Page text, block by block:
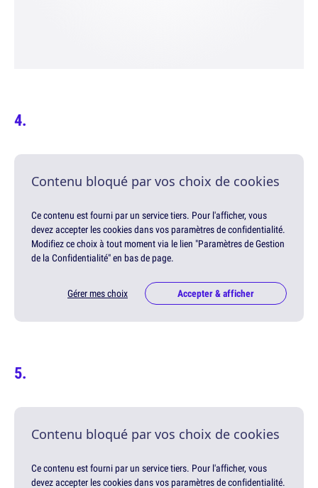
Contenu bloqué par vos choix de cookies
Ce contenu est fourni par un service tiers. Pour l'afficher, vous
devez accepter les cookies dans vos paramètres de confidentialité.
Modifiez ce choix à tout moment via le lien "Paramètres de Gestion
de la Confidentialité" en bas de page.
Gérer mes choix Accepter & afficher
Contenu bloqué par vos choix de cookies
Ce contenu est fourni par un service tiers. Pour l'afficher, vous
devez accepter les cookies dans vos paramètres de confidentialité.